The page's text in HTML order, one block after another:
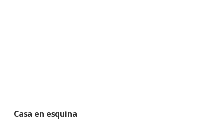
Casa en esquina